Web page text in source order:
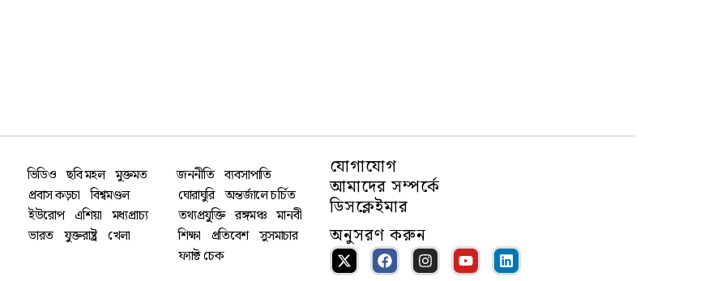
ভিডিও ছবি মহল মুক্তমত
প্রবাস কড়চা বিশ্বমণ্ডল
ইউরোপ এশিয়া মধ্যপ্রাচ্য
ভারত যুক্তরাষ্ট্র খেলা
জননীতি ব্যবসাপাতি
ঘোরাঘুরি অন্তর্জালে চর্চিত
তথ্যপ্রযু্ক্তি রঙ্গমঞ্চ মানবী
শিক্ষা প্রতিবেশ সুসমাচার
ফ্যাক্ট চেক
যোগাযোগ
আমাদের সম্পর্কে
ডিসক্লেইমার
অনুসরণ করুন